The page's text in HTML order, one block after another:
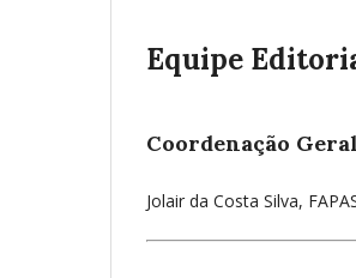
Equipe
Coordenação Geral
Jolair da Costa Silva,